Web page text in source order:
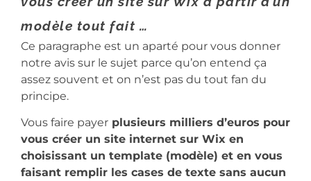
modèle tout fait …
Ce paragraphe est un aparté pour vous donner
notre avis sur le sujet parce qu’on entend ça
assez souvent et on n’est pas du tout fan du
principe.
Vous faire payer plusieurs milliers d’euros pour
vous créer un site internet sur Wix en
choisissant un template (modèle) et en vous
faisant remplir les cases de texte sans aucun